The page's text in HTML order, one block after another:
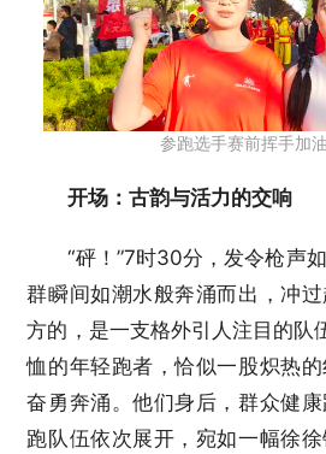
参跑选手赛前挥手加油
开场：古韵与活力的交响
“砰！”7时30分，发令枪声
群瞬间如潮水般奔涌而出，冲
方的，是一支格外引人注目的
恤的年轻跑者，恰似一股炽热
奋勇奔涌。他们身后，群众健
跑队伍依次展开，宛如一幅徐